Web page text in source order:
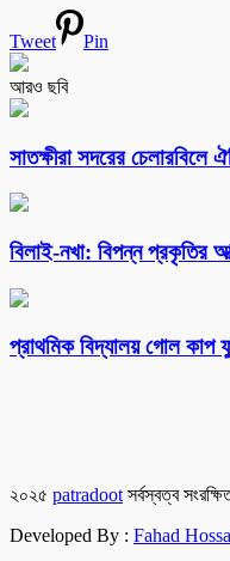
Tweet Pin
আরও ছবি
সাতক্ষীরা সদরের চেলারবিলে
বিলাই-নখা: বিপন্ন প্রকৃতির
প্রাথমিক বিদ্যালয় গোল কাপ
২০২৫ patradoot সর্বস্বত্ব
Developed By : Fahad